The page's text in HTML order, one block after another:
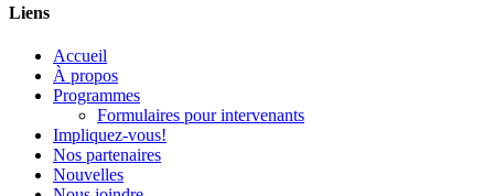
Liens
Accueil
À propos
Programmes
Formulaires pour intervenants
Impliquez-vous!
Nos partenaires
Nouvelles